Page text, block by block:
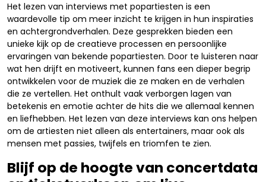
Het lezen van interviews met popartiesten is een
waardevolle tip om meer inzicht te krijgen in hun inspiraties
en achtergrondverhalen. Deze gesprekken bieden een
unieke kijk op de creatieve processen en persoonlijke
ervaringen van bekende popartiesten. Door te luisteren naar
wat hen drijft en motiveert, kunnen fans een dieper begrip
ontwikkelen voor de muziek die ze maken en de verhalen
die ze vertellen. Het onthult vaak verborgen lagen van
betekenis en emotie achter de hits die we allemaal kennen
en liefhebben. Het lezen van deze interviews kan ons helpen
om de artiesten niet alleen als entertainers, maar ook als
mensen met passies, twijfels en triomfen te zien.
Blijf op de hoogte van concertdata